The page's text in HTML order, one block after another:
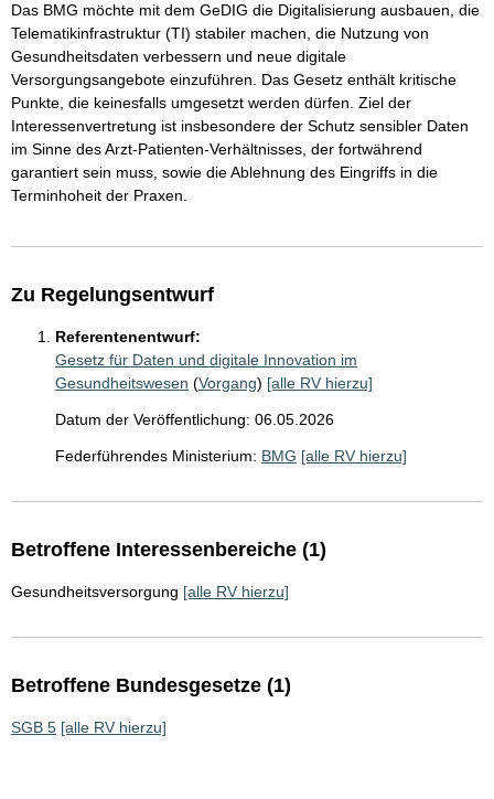
Das BMG möchte mit dem GeDIG die Digitalisierung ausbauen, die
Telematikinfrastruktur (TI) stabiler machen, die Nutzung von
Gesundheitsdaten verbessern und neue digitale
Versorgungsangebote einzuführen. Das Gesetz enthält kritische
Punkte, die keinesfalls umgesetzt werden dürfen. Ziel der
Interessenvertretung ist insbesondere der Schutz sensibler Daten
im Sinne des Arzt-Patienten-Verhältnisses, der fortwährend
garantiert sein muss, sowie die Ablehnung des Eingriffs in die
Terminhoheit der Praxen.
Zu Regelungsentwurf
Referentenentwurf:
Gesetz für Daten und digitale Innovation im
Gesundheitswesen (Vorgang) [alle RV hierzu]
Datum der Veröffentlichung: 06.05.2026
Federführendes Ministerium: BMG [alle RV hierzu]
Betroffene Interessenbereiche (1)
Gesundheitsversorgung [alle RV hierzu]
Betroffene Bundesgesetze (1)
SGB 5 [alle RV hierzu]